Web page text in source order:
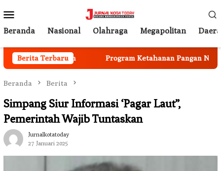
ke
kontenMobile
Beranda Nasional Olahraga Megapolitan
Berita Terbaru
Mulai Berjalan Program Ketahanan Pangan
Beranda Berita
Simpang Siur Informasi ‘Pagar Laut”,
Pemerintah Wajib Tuntaskan
Jurnalkotatoday
27 Januari 2025